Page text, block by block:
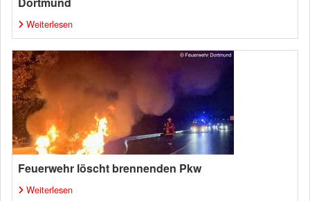
Weiterlesen
Feuerwehr löscht brennenden Pkw
Weiterlesen